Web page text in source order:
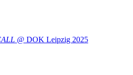
@ DOK Leipzig 2025